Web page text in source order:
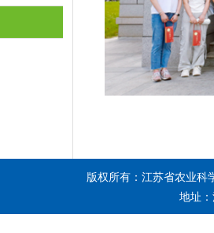
版权所有：江苏省农业科
地址